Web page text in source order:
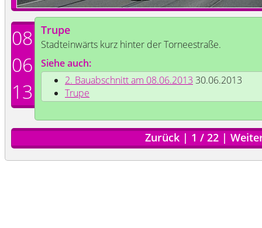
08
06
13
Trupe
Stadteinwärts kurz hinter der Torneestraße.
Siehe auch:
2. Bauabschnitt am 08.06.2013 30.06.2013
Trupe
Zurück | 1 / 22 |